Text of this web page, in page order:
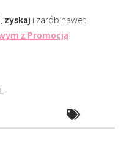
zyskaj i zarób nawet
z Promocją!